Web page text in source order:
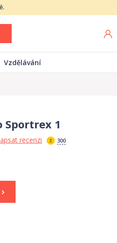
Vzdělávání
Sportrex 1
recenzi 300